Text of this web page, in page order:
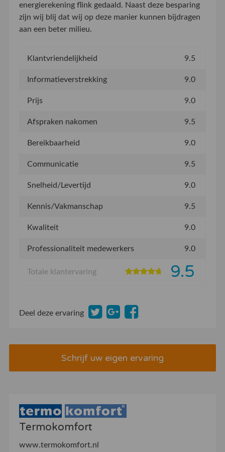
energierekening flink gedaald. Naast deze besparing
zijn wij blij dat wij op deze manier kunnen bijdragen
aan een beter milieu.
Klantvriendelijkheid 9.5
Informatieverstrekking 9.0
Prijs 9.0
Afspraken nakomen 9.5
Bereikbaarheid 9.0
Communicatie 9.5
Snelheid/Levertijd 9.0
Kennis/Vakmanschap 9.5
Kwaliteit 9.0
Professionaliteit medewerkers 9.0
Totale klantervaring 9.5
Deel deze ervaring
Schrijf uw eigen ervaring
Termokomfort
www.termokomfort.nl